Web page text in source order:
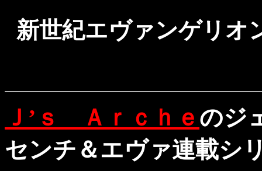
新世紀エヴァンゲリオ
Ｊ’ｓ Ａｒｃｈｅ のジ
センチ＆エヴァ連載シ